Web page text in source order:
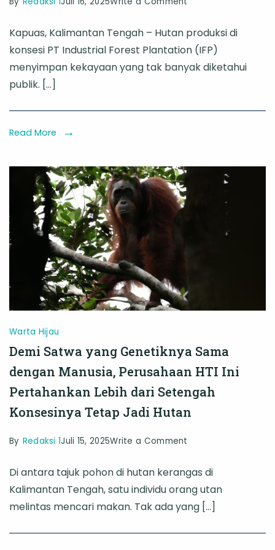
Belajar
Budaya
Orang
di
Kapuas, Kalimantan Tengah – Hutan produksi di
konsesi PT Industrial Forest Plantation (IFP)
menyimpan kekayaan yang tak banyak diketahui
publik. […]
Read More
Warta Hijau
Demi Satwa yang Genetiknya Sama
dengan Manusia, Perusahaan HTI Ini
Pertahankan Lebih dari Setengah
Konsesinya Tetap Jadi Hutan
By Redaksi 1Juli 15, 2025Write a Comment
Satwa
yang
Genetiknya
Sama
Di antara tajuk pohon di hutan kerangas di
Kalimantan Tengah, satu individu orang utan
melintas mencari makan. Tak ada yang […]